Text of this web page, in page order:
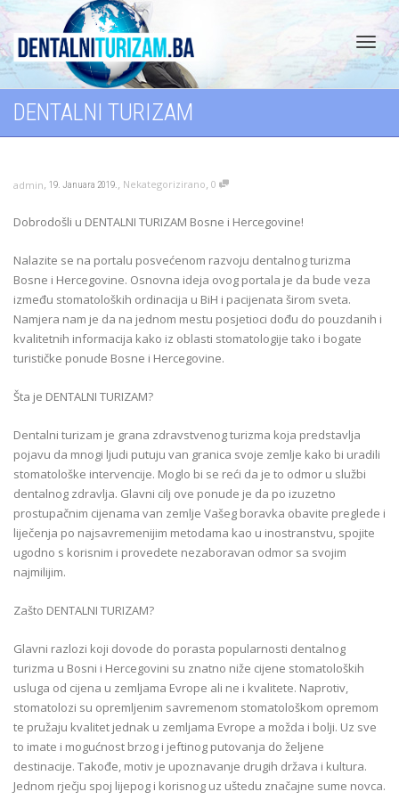
DENTALNI TURIZAM
admin, 19. Januara 2019., Nekategorizirano, 0
Dobrodošli u DENTALNI TURIZAM Bosne i Hercegovine!
Nalazite se na portalu posvećenom razvoju dentalnog turizma
Bosne i Hercegovine. Osnovna ideja ovog portala je da bude veza
između stomatoloških ordinacija u BiH i pacijenata širom sveta.
Namjera nam je da na jednom mestu posjetioci dođu do pouzdanih i
kvalitetnih informacija kako iz oblasti stomatologije tako i bogate
turističke ponude Bosne i Hercegovine.
Šta je DENTALNI TURIZAM?
Dentalni turizam je grana zdravstvenog turizma koja predstavlja
pojavu da mnogi ljudi putuju van granica svoje zemlje kako bi uradili
stomatološke intervencije. Moglo bi se reći da je to odmor u službi
dentalnog zdravlja. Glavni cilj ove ponude je da po izuzetno
prostupačnim cijenama van zemlje Vašeg boravka obavite preglede i
liječenja po najsavremenijim metodama kao u inostranstvu, spojite
ugodno s korisnim i provedete nezaboravan odmor sa svojim
najmilijim.
Zašto DENTALNI TURIZAM?
Glavni razlozi koji dovode do porasta popularnosti dentalnog
turizma u Bosni i Hercegovini su znatno niže cijene stomatoloških
usluga od cijena u zemljama Evrope ali ne i kvalitete. Naprotiv,
stomatolozi su opremljenim savremenom stomatološkom opremom
te pružaju kvalitet jednak u zemljama Evrope a možda i bolji. Uz sve
to imate i mogućnost brzog i jeftinog putovanja do željene
destinacije. Takođe, motiv je upoznavanje drugih država i kultura.
Jednom rječju spoj lijepog i korisnog uz uštedu značajne sume novca.